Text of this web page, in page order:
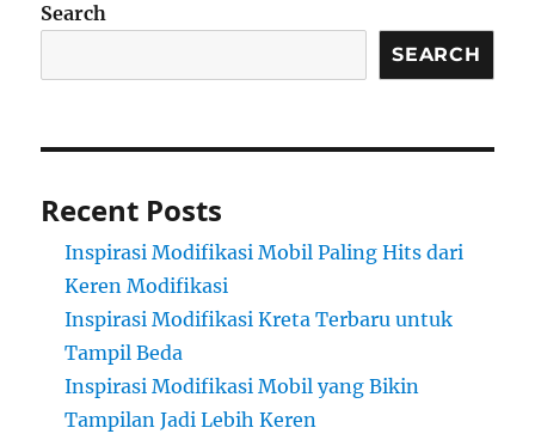
Search
SEARCH
Recent Posts
Inspirasi Modifikasi Mobil Paling Hits dari
Keren Modifikasi
Inspirasi Modifikasi Kreta Terbaru untuk
Tampil Beda
Inspirasi Modifikasi Mobil yang Bikin
Tampilan Jadi Lebih Keren